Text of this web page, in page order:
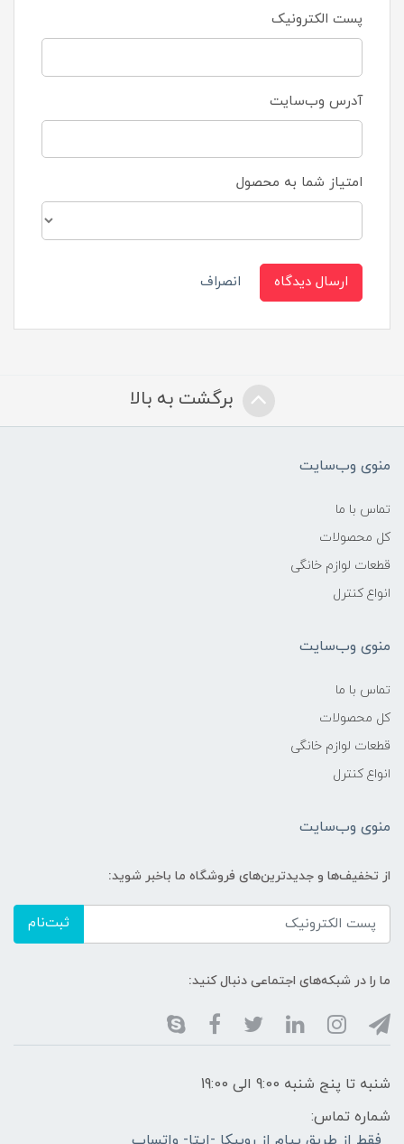
پست الکترونیک
آدرس وب‌سایت
امتیاز شما به محصول
ارسال دیدگاه انصراف
برگشت به بالا
منوی وب‌سایت
تماس با ما
کل محصولات
قطعات لوازم خانگی
انواع کنترل
منوی وب‌سایت
تماس با ما
کل محصولات
قطعات لوازم خانگی
انواع کنترل
منوی وب‌سایت
از تخفیف‌ها و جدیدترین‌های فروشگاه ما باخبر شوید:
ثبت‌نام
ما را در شبکه‌های اجتماعی دنبال کنید:
شنبه تا پنج شنبه 9:00 الی 19:00
شماره تماس: